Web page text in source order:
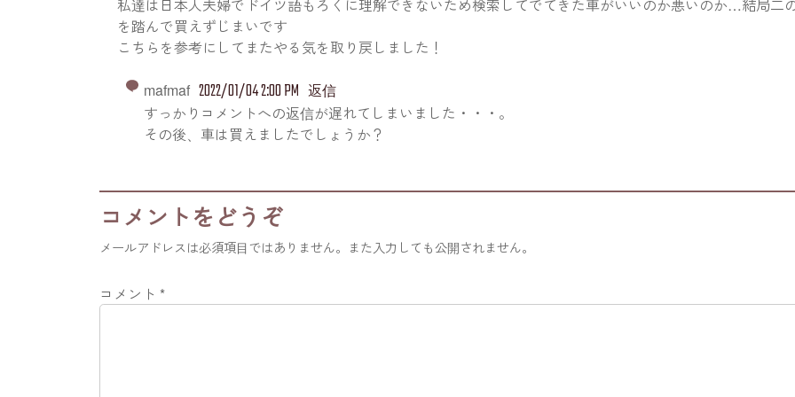
私達は日本人夫婦でドイツ語もろくに理解できないため検索してでてきた車がいいのか悪いのか…結局二
を踏んで買えずじまいです
こちらを参考にしてまたやる気を取り戻しました！
mafmaf 2022/01/04 2:00 PM 返信
すっかりコメントへの返信が遅れてしまいました・・・。
その後、車は買えましたでしょうか？
コメントをどうぞ
メールアドレスは必須項目ではありません。また入力しても公開されません。
コメント *